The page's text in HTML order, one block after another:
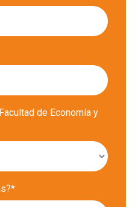
de Economía y
*